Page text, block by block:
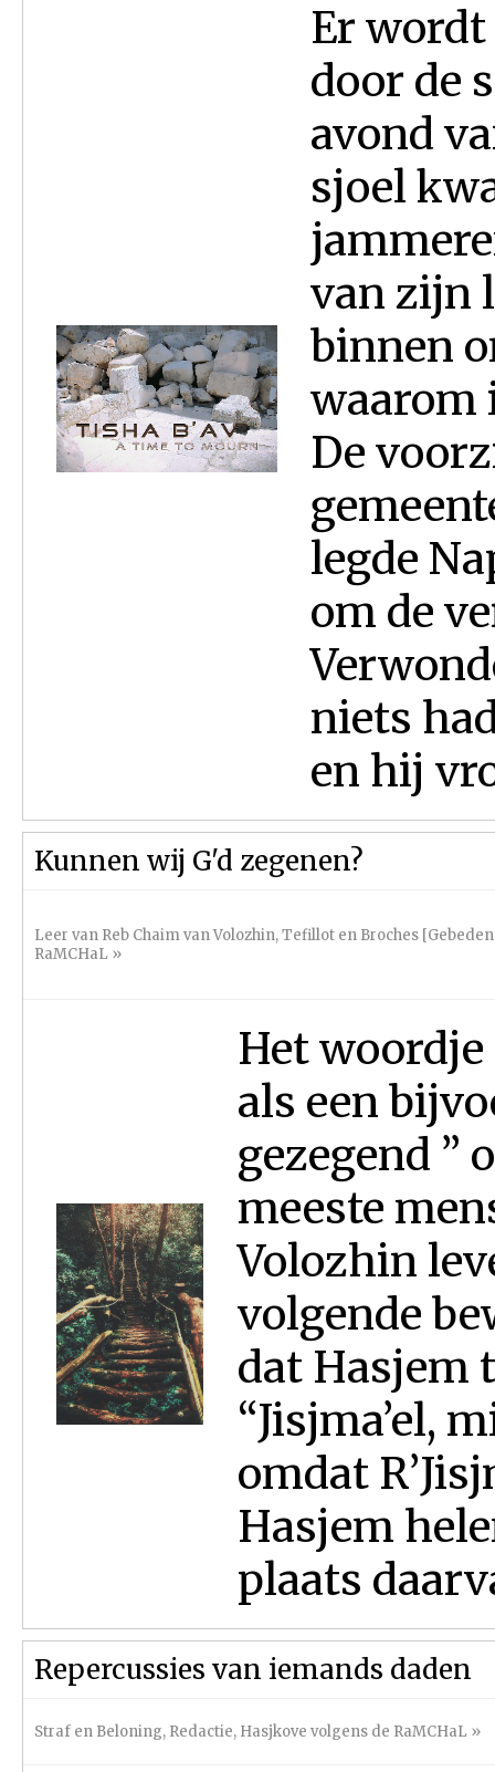
Er wordt
door de
avond
sjoel
van zijn
binnen
waarom
De
legde
om de
niets
en hij
Kunnen wij G'd zegenen?
Leer van Reb Chaim van Volozhin,Tefillot en Broches
RaMCHaL »
Het woordje
als een
gezegend ”
meeste
Volozhin
volgende
dat Hasjem
“Jisjma’el,
omdat
Hasjem
plaats
Repercussies van iemands daden
Straf en Beloning, Redactie, Hasjkove volgens de RaMCHaL »